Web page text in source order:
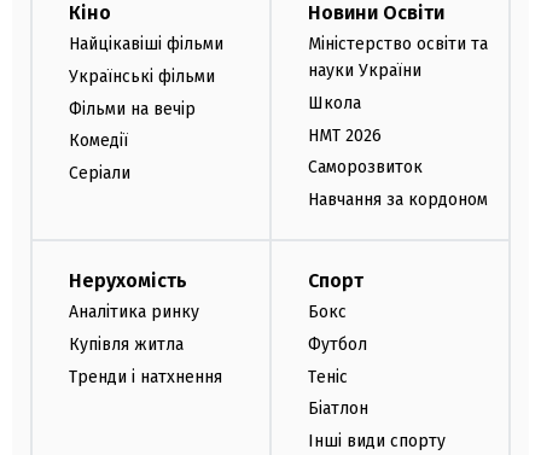
Кіно
Найцікавіші фільми
Українські фільми
Фільми на вечір
Комедії
Серіали
Новини Освіти
Міністерство освіти та
науки України
Школа
НМТ 2026
Саморозвиток
Навчання за кордоном
Нерухомість
Аналітика ринку
Купівля житла
Тренди і натхнення
Спорт
Бокс
Футбол
Теніс
Біатлон
Інші види спорту